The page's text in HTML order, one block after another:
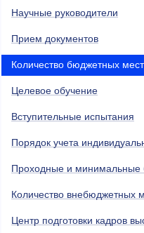
Научные руководители
Прием документов
Количество бюджетных мест
Целевое обучение
Вступительные испытания
Порядок учета
Проходные и минимальные
Количество внебюджетных
Центр подготовки кадров